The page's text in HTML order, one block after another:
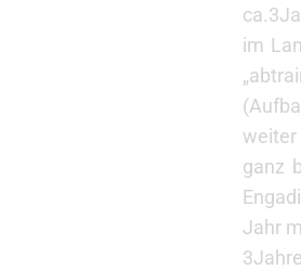
im
ganz
Jahr